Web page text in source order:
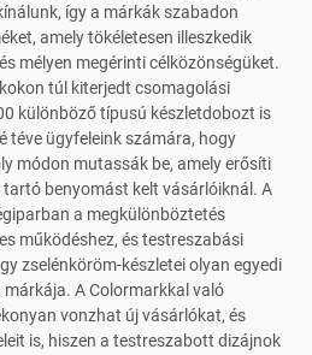
így a márkák szabadon
amely tökéletesen illeszkedik
mélyen megérinti célközönségüket.
túl kiterjedt csomagolási
különböző típusú készletdobozt is
téve ügyfeleink számára, hogy
módon mutassák be, amely erősíti
benyomást kelt vásárlóiknál. A
a megkülönböztetés
működéshez, és testreszabási
zselénköröm-készletei olyan egyedi
márkája. A Colormarkkal való
vonzhat új vásárlókat, és
is, hiszen a testreszabott dizájnok